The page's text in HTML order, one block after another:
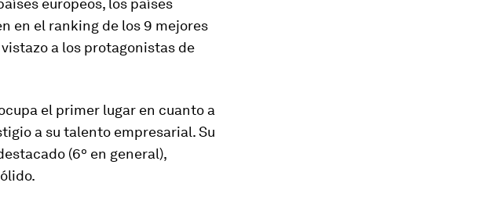
europeos, los países
en el ranking de los 9 mejores
a los protagonistas de
el primer lugar en cuanto a
a su talento empresarial. Su
(6º en general),